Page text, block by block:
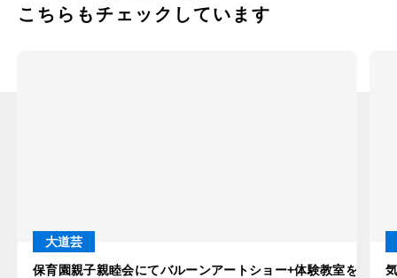
こちらもチェックしています
大道芸
保育園親子親睦会にてバルーンアートショー+体験教室を開催